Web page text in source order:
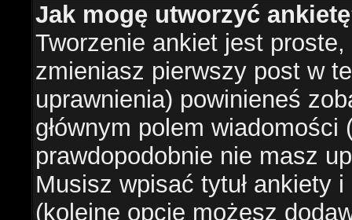
Jak mogę utworzyć
Tworzenie ankiet jest
zmieniasz pierwszy post w
uprawnienia) powinieneś
głównym polem
prawdopodobnie nie masz
Musisz wpisać tytuł ankiety
(kolejne opcje możesz